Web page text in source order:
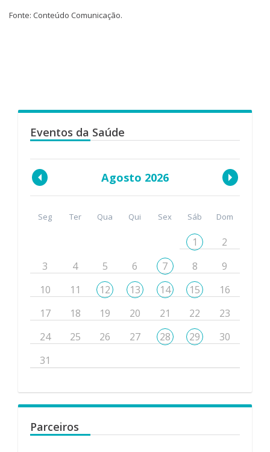
Fonte: Conteúdo Comunicação.
Eventos da Saúde
Agosto 2026
Seg Ter Qua Qui Sex Sáb Dom
1
2
3
4 5 6 7 8
9
10
11 12 13 14 15
16
17
18 19 20 21 22
23
24
25 26 27 28 29
30
31
Parceiros